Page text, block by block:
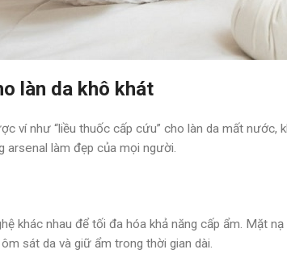
làn da khô khát
ví như “liều thuốc cấp cứu” cho làn da mất
arsenal làm đẹp của mọi người.
khác nhau để tối đa hóa khả năng cấp ẩm. Mặt
sát da và giữ ẩm trong thời gian dài.